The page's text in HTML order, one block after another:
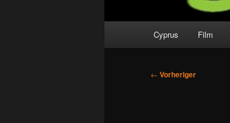
Cyprus Film
Beitragsnavigation
← Vorheriger